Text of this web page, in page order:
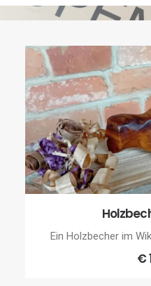
Ein Holzbecher im
€